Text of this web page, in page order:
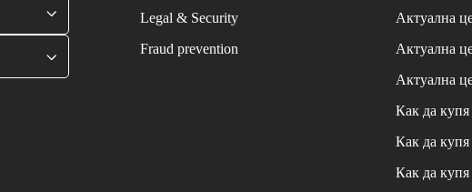
Legal & Security
Fraud prevention
Актуална
Актуална
Актуална
Как да
Как да
Как да